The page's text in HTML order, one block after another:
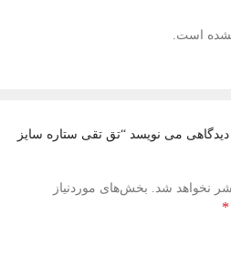
است.
می نویسد “تق تقی ستاره سایز
نخواهد شد.
بخش‌های موردنیاز
*